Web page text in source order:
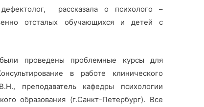
рассказала о психолого –
отсталых обучающихся и детей с
проведены проблемные курсы для
в работе клинического
преподаватель кафедры психологии
образования (г.Санкт-Петербург). Все